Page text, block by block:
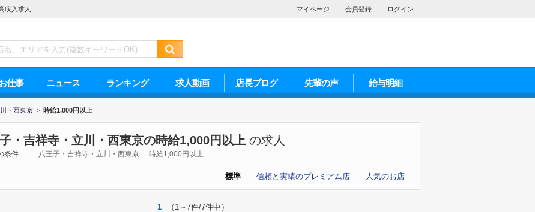
収入求人 マイページ 会員登録 ログイン
仕事 ニュース ランキング 求人動画 店長ブログ 先輩の声 給与明細
・西東京 > 時給1,000円以上
・吉祥寺・立川・西東京の時給1,000円以上 の求人
条件… 八王子・吉祥寺・立川・西東京 時給1,000円以上
人気のお店
信頼と実績のプレミアム店
標準
1 （1～7件/7件中）